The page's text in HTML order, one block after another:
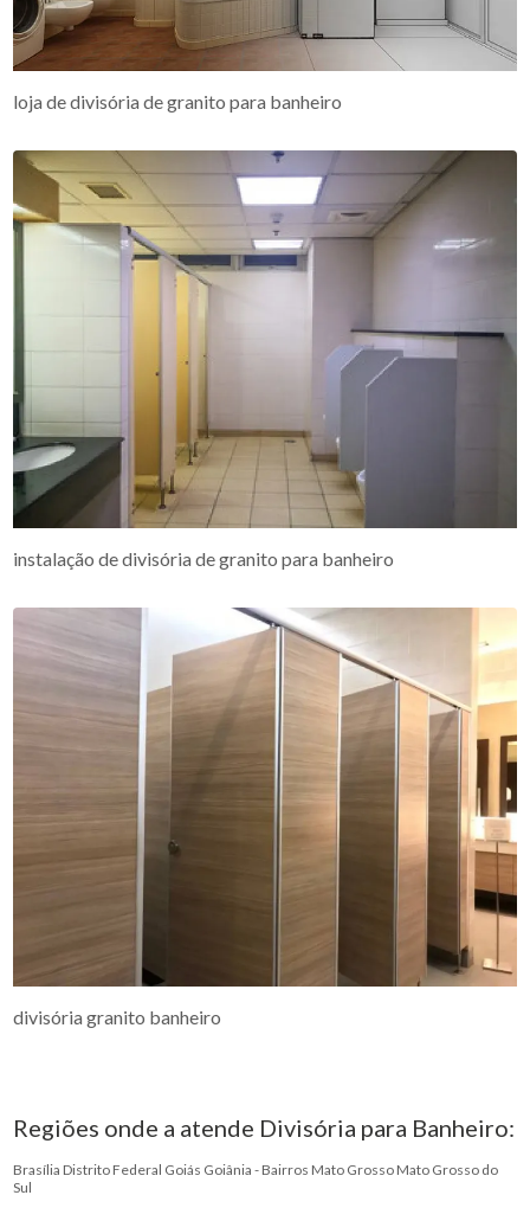
loja de divisória de granito para banheiro
instalação de divisória de granito para banheiro
divisória granito banheiro
Regiões onde a atende Divisória para Banheiro:
Brasília Distrito Federal Goiás Goiânia - Bairros Mato Grosso Mato Grosso do
Sul